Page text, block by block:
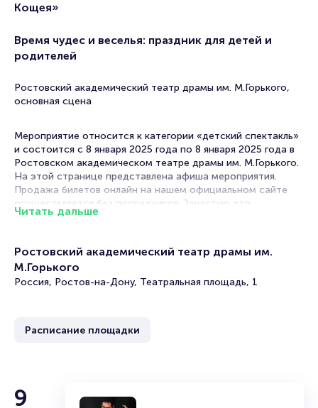
Кощея»
Время чудес и веселья: праздник для детей и
родителей
Ростовский академический театр драмы им. М.Горького,
основная сцена
Мероприятие относится к категории «детский спектакль»
и состоится с 8 января 2025 года по 8 января 2025 года в
Ростовском академическом театре драмы им. М.Горького.
На этой странице представлена афиша мероприятия.
Продажа билетов онлайн на нашем официальном сайте
осуществляется без посредников. Зачастую это
единственная возможность достать билет на детский
Билеты на спектакль «Новогодние приключения в
царстве Кощея»
Среднее время на покупку билета здесь начиная с выбора
пока они есть в наличии.
Читать дальше
Ростовский академический театр драмы им.
М.Горького
Россия, Ростов-на-Дону, Театральная площадь, 1
Расписание площадки
9